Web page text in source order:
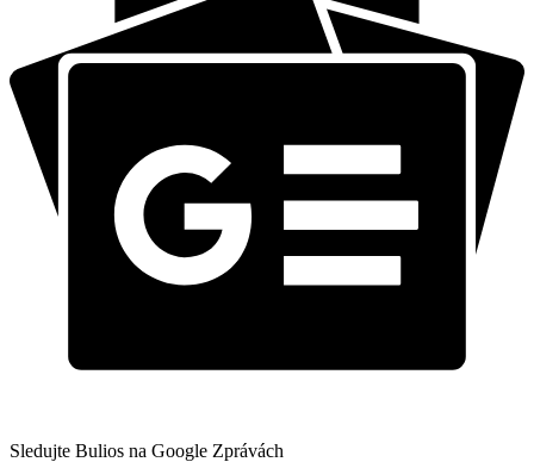
Sledujte Bulios na Google Zprávách